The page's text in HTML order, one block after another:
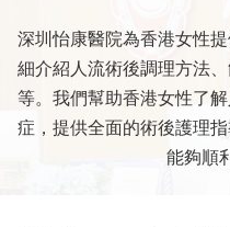
深圳怡康醫院為香港女性
細介紹人流術後調理方法
等。我們幫助香港女性了
症，提供全面的術後護理
能夠順